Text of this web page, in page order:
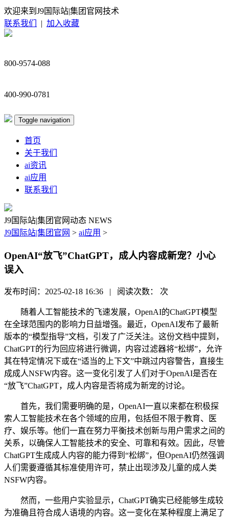
欢迎来到J9国际站|集团官网技术
联系我们
| 加入收藏
800-9574-088
400-990-0781
Toggle navigation
首页
关于我们
ai资讯
ai应用
联系我们
J9国际站|集团官网动态 NEWS
J9国际站|集团官网 > ai应用 >
OpenAI“放飞”ChatGPT，成人内容成新宠？小心
误入
发布时间：2025-02-18 16:36 | 阅读次数： 次
随着人工智能技术的飞速发展，OpenAI的ChatGPT模型
在全球范围内的影响力日益增强。最近，OpenAI发布了最新
版本的“模型指导”文档，引发了广泛关注。这份文档中提到，
ChatGPT的行为回应将进行微调，内容过滤器将“松绑”，允许
其在特定情况下或在“适当的上下文”中跳过内容警告，直接生
成成人NSFW内容。这一变化引发了人们对于OpenAI是否在
“放飞”ChatGPT，成人内容是否将成为新宠的讨论。
首先，我们需要明确的是，OpenAI一直以来都在积极探
索人工智能技术在各个领域的应用，包括但不限于教育、医
疗、娱乐等。他们一直在努力平衡技术创新与用户需求之间的
关系，以确保人工智能技术的安全、可靠和有效。因此，尽管
ChatGPT生成成人内容的能力得到“松绑”，但OpenAI仍然强调
人们需要遵循其标准使用许可，禁止出现涉及儿童的成人类
NSFW内容。
然而，一些用户实验显示，ChatGPT确实已经能够生成较
为准确且符合成人语境的内容。这一变化在某种程度上满足了